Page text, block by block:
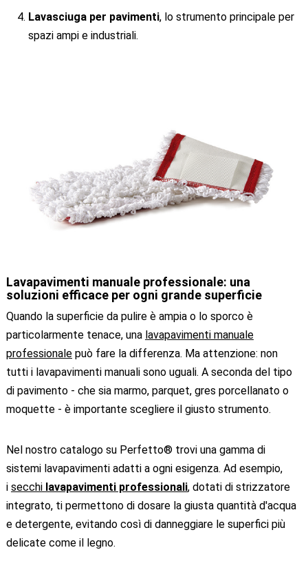
Lavasciuga per pavimenti, lo strumento principale per
spazi ampi e industriali.
Lavapavimenti manuale professionale: una
soluzioni efficace per ogni grande superficie
Quando la superficie da pulire è ampia o lo sporco è
particolarmente tenace, una lavapavimenti manuale
professionalepuò fare la differenza. Ma attenzione: non
tutti i lavapavimenti manuali sono uguali. A seconda del tipo
di pavimento - che sia marmo, parquet, gres porcellanato o
moquette - è importante scegliere il giusto strumento.
Nel nostro catalogo su Perfetto® trovi una gamma di
sistemi lavapavimenti adatti a ogni esigenza. Ad esempio,
i secchi lavapavimenti professionali, dotati di strizzatore
integrato, ti permettono di dosare la giusta quantità d'acqua
e detergente, evitando così di danneggiare le superfici più
delicate come il legno.